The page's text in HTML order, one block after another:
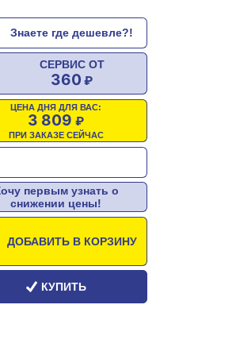
Знаете где дешевле?!
СЕРВИС ОТ
360
ЦЕНА ДНЯ ДЛЯ ВАС:
3 809
ПРИ ЗАКАЗЕ СЕЙЧАС
первым узнать о
снижении цены!
ДОБАВИТЬ В КОРЗИНУ
КУПИТЬ